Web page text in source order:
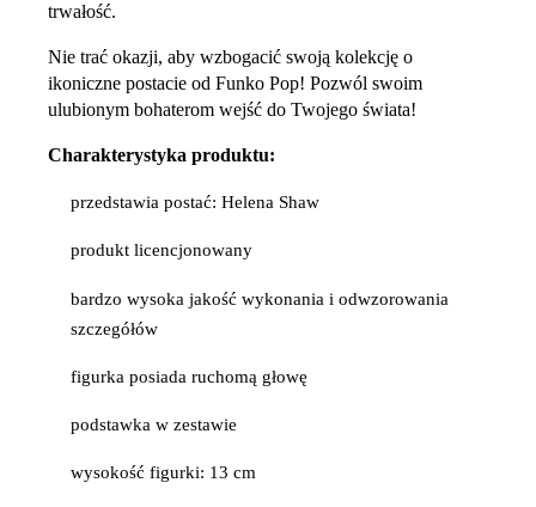
trwałość.
Nie trać okazji, aby wzbogacić swoją kolekcję o
ikoniczne postacie od Funko Pop! Pozwól swoim
ulubionym bohaterom wejść do Twojego świata!
Charakterystyka produktu:
przedstawia postać: Helena Shaw
produkt licencjonowany
bardzo wysoka jakość wykonania i odwzorowania
szczegółów
figurka posiada ruchomą głowę
podstawka w zestawie
wysokość figurki: 13 cm